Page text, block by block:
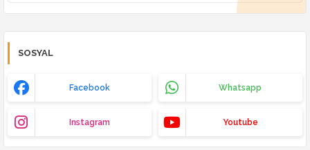
SOSYAL
Facebook Whatsapp
Instagram Youtube